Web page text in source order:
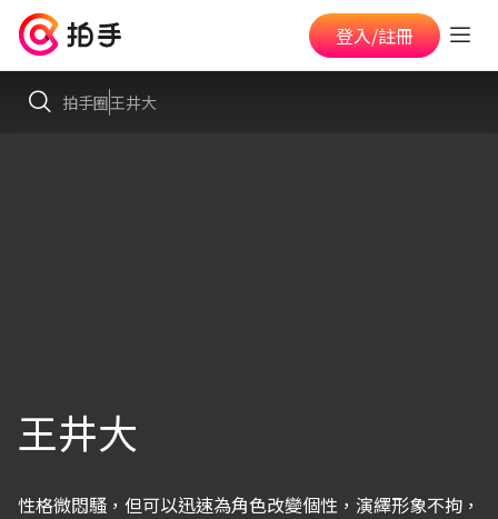
登入/註冊
拍手圈王井大
王井大
性格微悶騷，但可以迅速為角色改變個性，演繹形象不拘，